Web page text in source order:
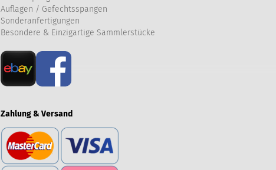
Auflagen / Gefechtsspangen
Sonderanfertigungen
Besondere & Einzigartige Sammlerstücke
Zahlung & Versand